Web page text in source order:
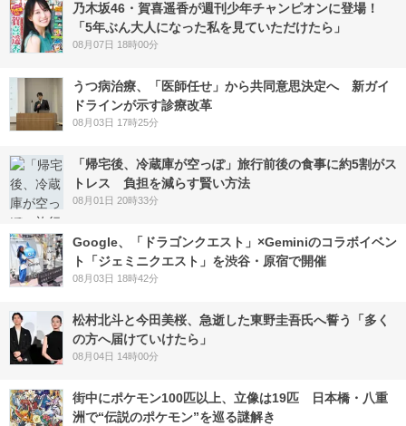
乃木坂46・賀喜遥香が週刊少年チャンピオンに登場！
「5年ぶん大人になった私を見ていただけたら」
08月07日 18時00分
うつ病治療、「医師任せ」から共同意思決定へ 新ガイ
ドラインが示す診療改革
08月03日 17時25分
「帰宅後、冷蔵庫が空っぽ」旅行前後の食事に約5割がス
トレス 負担を減らす賢い方法
08月01日 20時33分
Google、「ドラゴンクエスト」×Geminiのコラボイベン
ト「ジェミニクエスト」を渋谷・原宿で開催
08月03日 18時42分
松村北斗と今田美桜、急逝した東野圭吾氏へ誓う「多く
の方へ届けていけたら」
08月04日 14時00分
街中にポケモン100匹以上、立像は19匹 日本橋・八重
洲で“伝説のポケモン”を巡る謎解き